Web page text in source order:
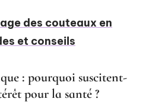
des couteaux en
et conseils
: pourquoi suscitent-
pour la santé ?